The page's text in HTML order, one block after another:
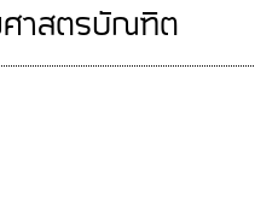
าสตรบัณฑิต